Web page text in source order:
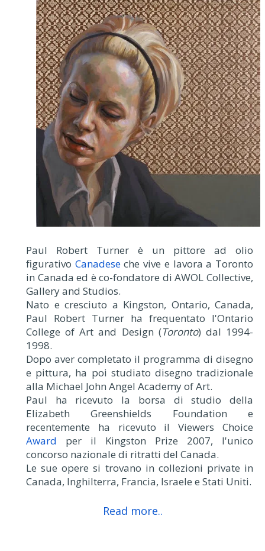
Paul Robert Turner è un pittore ad olio
figurativo Canadeseche vive e lavora a Toronto
in Canada ed è co-fondatore di AWOL Collective,
Gallery and Studios.
Nato e cresciuto a Kingston, Ontario, Canada,
Paul Robert Turner ha frequentato l'Ontario
College of Art and Design (Toronto) dal 1994-
1998.
Dopo aver completato il programma di disegno
e pittura, ha poi studiato disegno tradizionale
alla Michael John Angel Academy of Art.
Paul ha ricevuto la borsa di studio della
Elizabeth Greenshields Foundation e
recentemente ha ricevuto il Viewers Choice
Award per il Kingston Prize 2007, l'unico
concorso nazionale di ritratti del Canada.
Le sue opere si trovano in collezioni private in
Canada, Inghilterra, Francia, Israele e Stati Uniti.
Read more..